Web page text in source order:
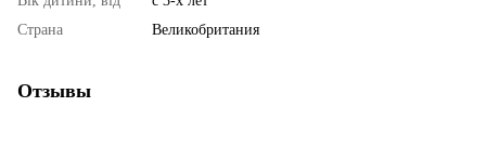
Страна
Великобритания
Отзывы